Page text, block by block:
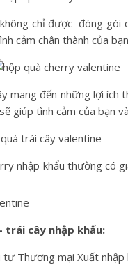
chỉ được đóng gói
cảm chân thành của
mang đến những lợi
giúp tình cảm của bạn
nhập khẩu thường có
trái cây nhập khẩu:
Thương mại Xuất nhập